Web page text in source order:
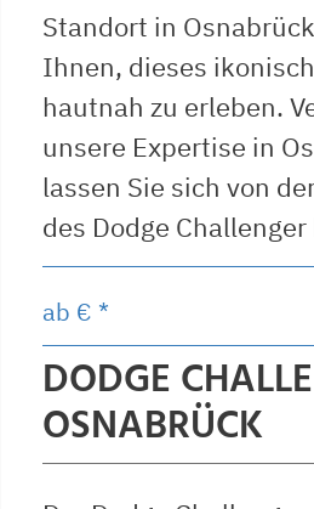
Standort in
Ihnen, dieses
hautnah zu erleben.
unsere Expertise in
lassen Sie sich von
des Dodge
ab € *
DODGE
OSNABRÜCK